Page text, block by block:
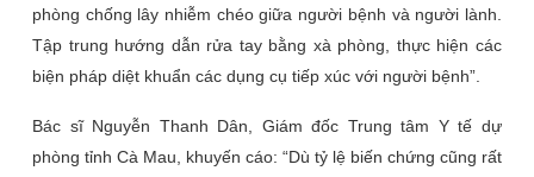
phòng chống lây nhiễm chéo giữa người bệnh và người lành.
Tập trung hướng dẫn rửa tay bằng xà phòng, thực hiện các
biện pháp diệt khuẩn các dụng cụ tiếp xúc với người bệnh”.
Bác sĩ Nguyễn Thanh Dân, Giám đốc Trung tâm Y tế dự
phòng tỉnh Cà Mau, khuyến cáo: “Dù tỷ lệ biến chứng cũng rất